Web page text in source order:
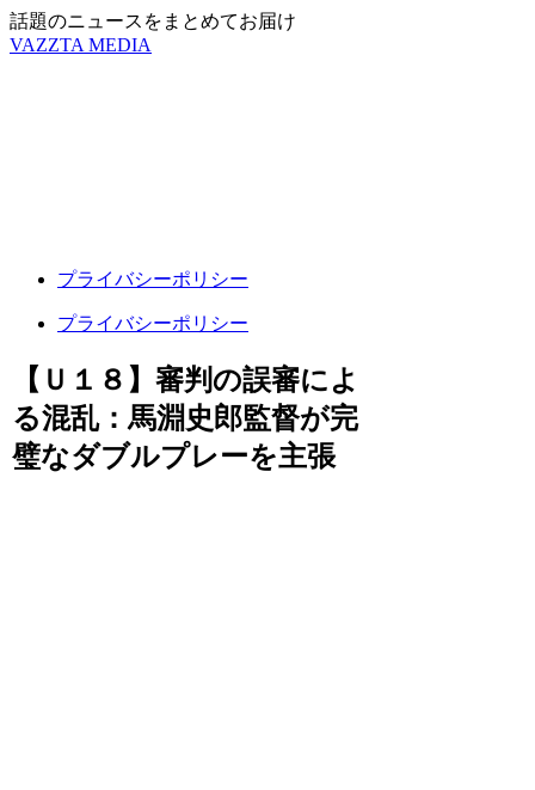
話題のニュースをまとめてお届け
VAZZTA MEDIA
プライバシーポリシー
プライバシーポリシー
【Ｕ１８】審判の誤審によ
る混乱：馬淵史郎監督が完
璧なダブルプレーを主張